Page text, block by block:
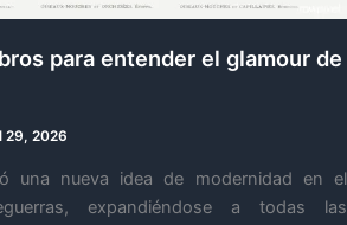
para entender el glamour de
29, 2026
una nueva idea de modernidad en el
expandiéndose a todas las